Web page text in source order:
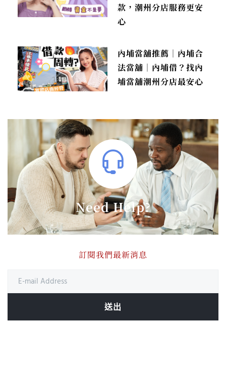
款，潮州分店服務更安
心
內埔當舖推薦｜內埔合
法當舖｜內埔借？找內
埔當舖潮州分店最安心
Need Help?
訂閱我們最新消息
送出